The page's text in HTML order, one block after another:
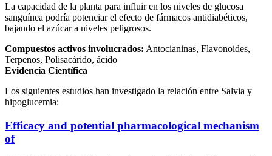
La capacidad de la planta para influir en los niveles de glucosa
sanguínea podría potenciar el efecto de fármacos antidiabéticos,
bajando el azúcar a niveles peligrosos.
Compuestos activos involucrados: Antocianinas, Flavonoides,
Terpenos, Polisacárido, ácido
Evidencia Científica
Los siguientes estudios han investigado la relación entre Salvia y
hipoglucemia:
Efficacy and potential pharmacological mechanism
of